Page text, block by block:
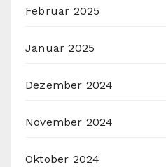
Februar 2025
Januar 2025
Dezember 2024
November 2024
Oktober 2024